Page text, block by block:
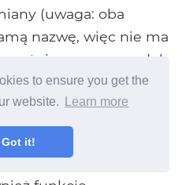
to ensure you get the
website.
Learn more
Got it!
(uwaga: oba
nazwę, więc nie ma
nowszy model
z tyłu kontrolera,
To ma dla
ponieważ jest to
tylko nowość.